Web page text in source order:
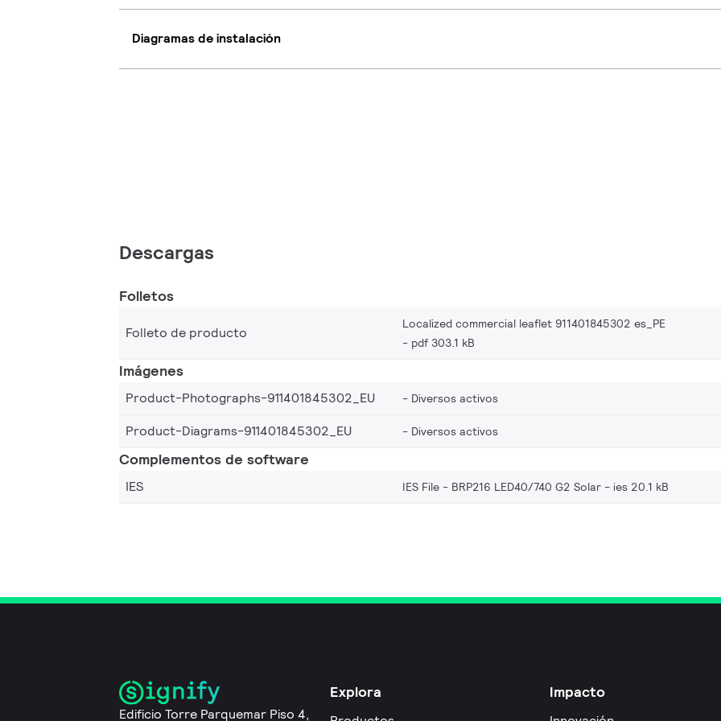
Diagramas de instalación
Descargas
Folletos
Folleto de producto
Localized commercial leaflet 911401845302 es_PE
pdf 303.1 kB
Imágenes
Product-Photographs-911401845302_EU Diversos activos
Product-Diagrams-911401845302_EU Diversos activos
Complementos de software
IES IES File - BRP216 LED40/740 G2 Solar ies 20.1 kB
Edificio Torre Parquemar Piso 4,
Explora Impacto